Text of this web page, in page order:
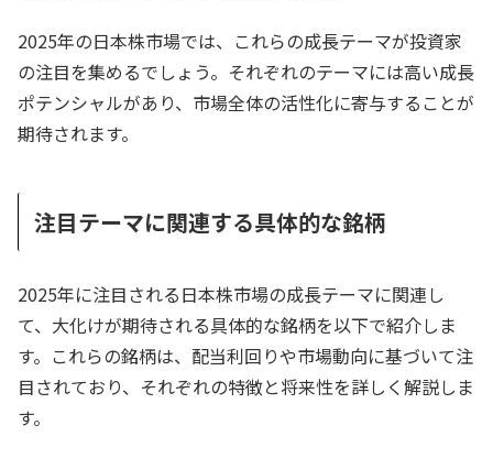
2025年の日本株市場では、これらの成長テーマが投資家
の注目を集めるでしょう。それぞれのテーマには高い成長
ポテンシャルがあり、市場全体の活性化に寄与することが
期待されます。
注目テーマに関連する具体的な銘柄
2025年に注目される日本株市場の成長テーマに関連し
て、大化けが期待される具体的な銘柄を以下で紹介しま
す。これらの銘柄は、配当利回りや市場動向に基づいて注
目されており、それぞれの特徴と将来性を詳しく解説しま
す。